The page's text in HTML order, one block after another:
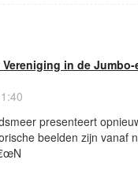
in de Jumbo-
presenteert
beelden zijn vanaf